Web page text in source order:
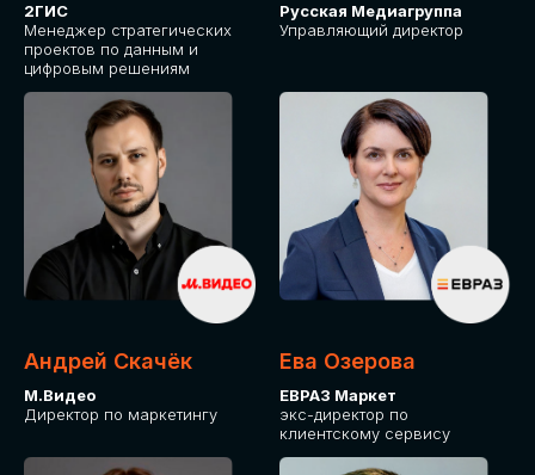
2ГИС
Менеджер стратегических
проектов по данным и
цифровым решениям
Русская Медиагруппа
Управляющий директор
Андрей Скачёк
М.Видео
Директор по маркетингу
Ева Озерова
ЕВРАЗ Маркет
экс-директор по
клиентскому сервису